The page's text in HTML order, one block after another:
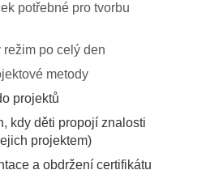
potřebné pro tvorbu
po celý den
metody
projektů
kdy děti propojí znalosti
projektem)
a obdržení certifikátu